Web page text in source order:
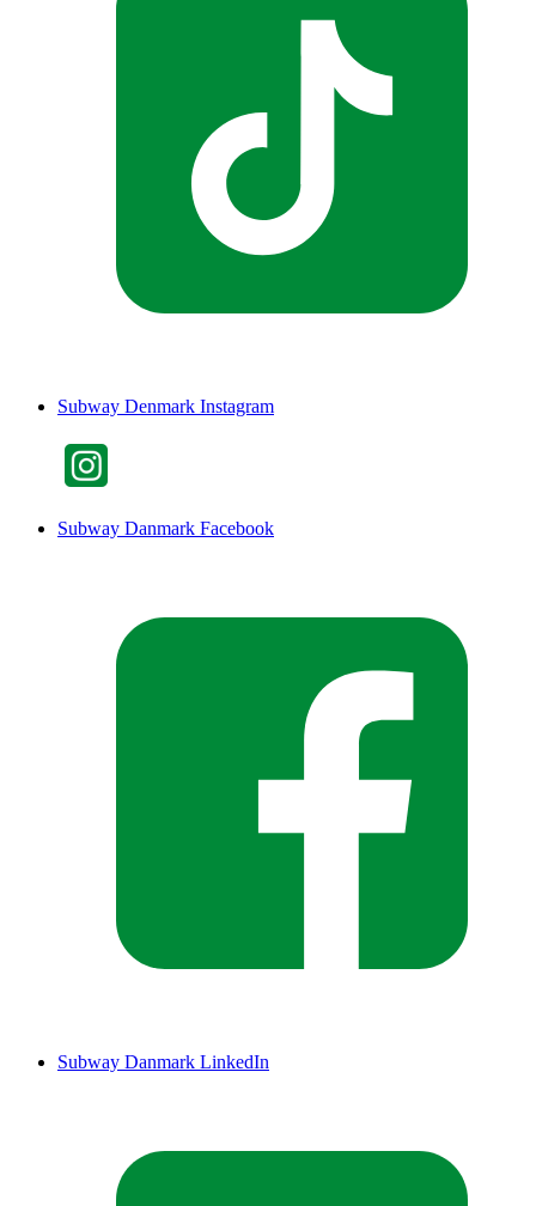
Subway Denmark Instagram
Subway Danmark Facebook
Subway Danmark LinkedIn